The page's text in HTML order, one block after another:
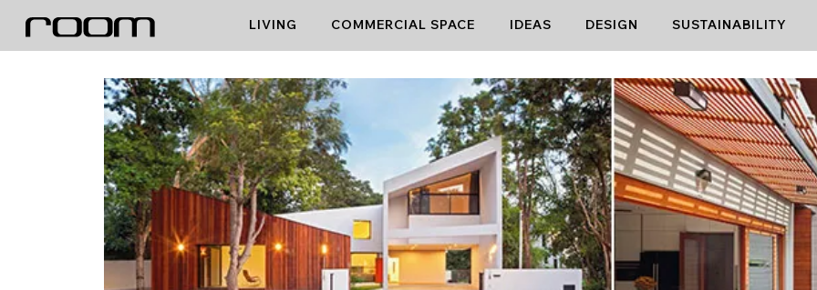
content
LIVING COMMERCIAL SPACE IDEAS DESIGN SUSTAINABILITY